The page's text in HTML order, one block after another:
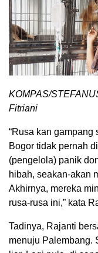
KOMPAS/
Fitriani
“Rusa kan gampang
Bogor tidak pernah
(pengelola) panik
hibah, seakan-akan
Akhirnya, mereka
rusa-rusa ini,” kata
Tadinya, Rajanti
menuju Palembang.